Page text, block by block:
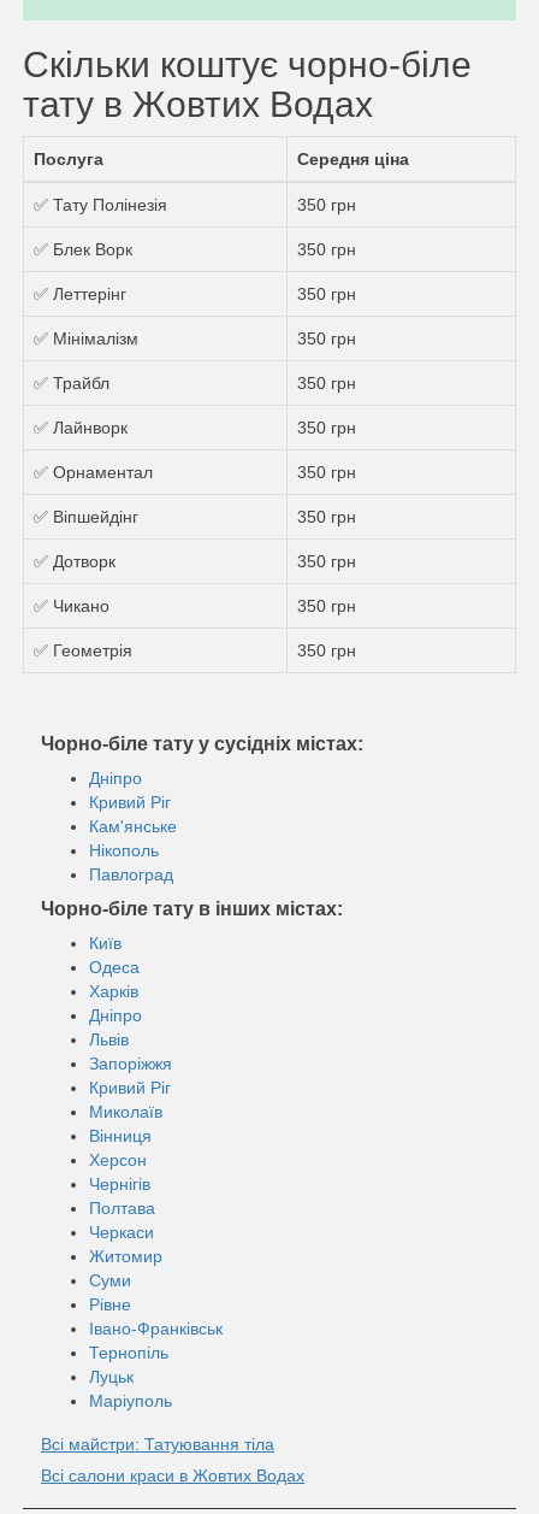
Скільки коштує чорно-біле
тату в Жовтих Водах
Послуга Середня ціна
✅ Тату Полінезія 350 грн
✅ Блек Ворк 350 грн
✅ Леттерінг 350 грн
✅ Мінімалізм 350 грн
✅ Трайбл 350 грн
✅ Лайнворк 350 грн
✅ Орнаментал 350 грн
✅ Віпшейдінг 350 грн
✅ Дотворк 350 грн
✅ Чикано 350 грн
✅ Геометрія 350 грн
Чорно-біле тату у сусідніх містах:
Дніпро
Кривий Ріг
Кам'янське
Нікополь
Павлоград
Чорно-біле тату в інших містах:
Київ
Одеса
Харків
Дніпро
Львів
Запоріжжя
Кривий Ріг
Миколаїв
Вінниця
Херсон
Чернігів
Полтава
Черкаси
Житомир
Суми
Рівне
Івано-Франківськ
Тернопіль
Луцьк
Маріуполь
Всі майстри: Татуювання тіла
Всі салони краси в Жовтих Водах